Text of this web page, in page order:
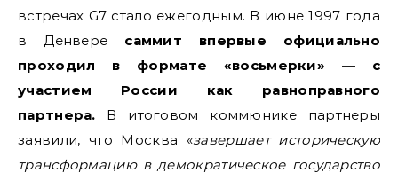
встречах G7 стало ежегодным. В июне 1997 года
в Денвере саммит впервые официально
проходил в формате «восьмерки» — с
участием России как равноправного
партнера. В итоговом коммюнике партнеры
заявили, что Москва «завершает историческую
трансформацию в демократическое государство